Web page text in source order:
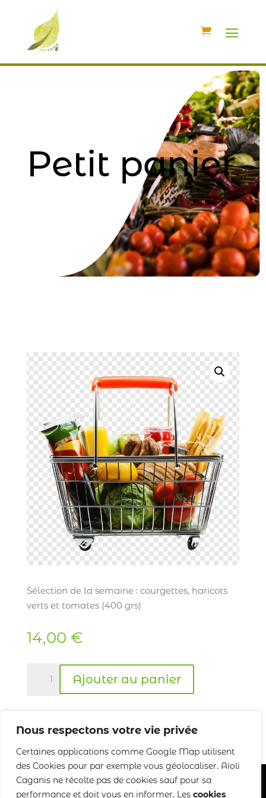
Nous respectons votre vie privée
Certaines applications comme Google Map utilisent
des Cookies pour par exemple vous géolocaliser. Aïoli
Caganis ne récolte pas de cookies sauf pour sa
performance et doit vous en informer. Les cookies
Petit panier
Sélection de la semaine : courgettes, haricots
verts et tomates (400 grs)
14,00 €
quantité
Ajouter au panier